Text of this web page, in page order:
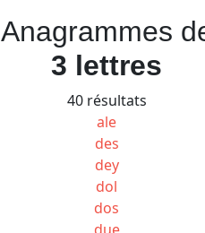
Anagrammes
3 lettres
40 résultats
ale
des
dey
dol
dos